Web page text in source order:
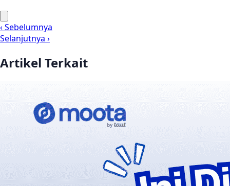
‹ Sebelumnya
Selanjutnya ›
Artikel Terkait